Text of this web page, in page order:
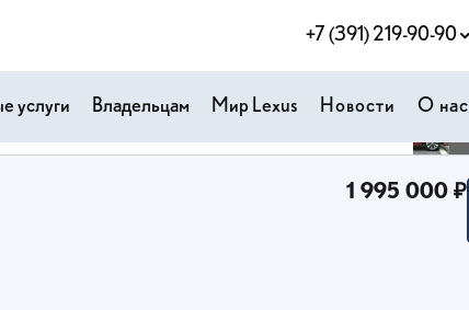
+7 (391) 219-90-90
услуги Владельцам Мир Lexus Новости О нас
1 995 000 ₽